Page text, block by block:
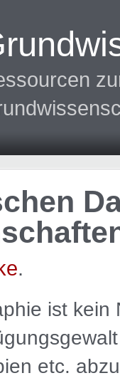
.
ist kein
etc.